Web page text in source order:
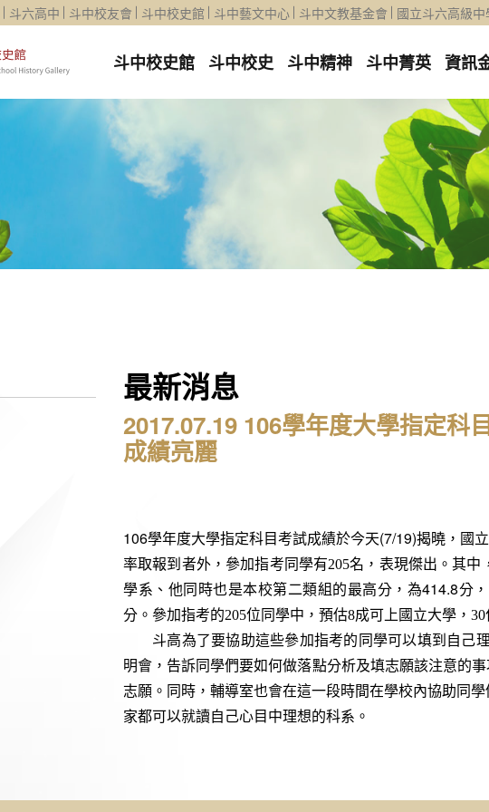
斗六高中 斗中校友會 斗中校史館 斗中藝文中心 斗中文教基金會 國立斗六高級
斗中校史館 斗中校史 斗中精神 斗中菁英 資訊
最新消息
2017.07.19 106學年度大學指定科
成績亮麗
106學年度大學指定科目考試成績於今天(7/19)揭曉，國
率取報到者外，參加指考同學有205名，表現傑出。其中
學系、他同時也是本校第二類組的最高分，為414.8分
分。參加指考的205位同學中，預估8成可上國立大學， 30
斗高為了要協助這些參加指考的同學可以填到自己
明會，告訴同學們要如何做落點分析及填志願該注意的
志願。同時，輔導室也會在這一段時間在學校內協助同
家都可以就讀自己心目中理想的科系。